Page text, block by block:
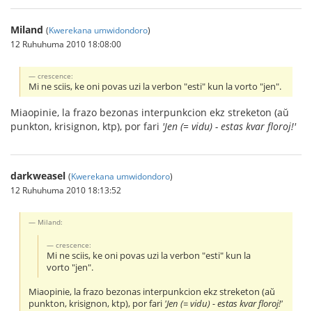
Miland (Kwerekana umwidondoro)
12 Ruhuhuma 2010 18:08:00
crescence:
Mi ne sciis, ke oni povas uzi la verbon "esti" kun la vorto "jen".
Miaopinie, la frazo bezonas interpunkcion ekz streketon (aŭ
punkton, krisignon, ktp), por fari 'Jen (= vidu) - estas kvar floroj!'
darkweasel (Kwerekana umwidondoro)
12 Ruhuhuma 2010 18:13:52
Miland:
crescence:
Mi ne sciis, ke oni povas uzi la verbon "esti" kun la
vorto "jen".
Miaopinie, la frazo bezonas interpunkcion ekz streketon (aŭ
punkton, krisignon, ktp), por fari 'Jen (= vidu) - estas kvar floroj!'